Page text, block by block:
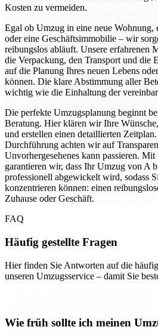
Kosten zu vermeiden.
Egal ob Umzug in eine neue Wohnung,
oder eine Geschäftsimmobilie – wir
reibungslos abläuft. Unsere erfahrenen
die Verpackung, den Transport und die
auf die Planung Ihres neuen Lebens
können. Die klare Abstimmung aller
wichtig wie die Einhaltung der
Die perfekte Umzugsplanung beginnt
Beratung. Hier klären wir Ihre
und erstellen einen detaillierten
Durchführung achten wir auf
Unvorhergesehenes kann passieren.
garantieren wir, dass Ihr Umzug von A
professionell abgewickelt wird, sodass
konzentrieren können: einen
Zuhause oder Geschäft.
FAQ
Häufig gestellte Fragen
Hier finden Sie Antworten auf die
unseren Umzugsservice – damit Sie
Wie früh sollte ich meinen